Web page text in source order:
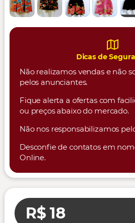
Dicas de
Não realizamos vendas e não
pelos anunciantes.
Fique alerta a ofertas com
ou preços abaixo do mercado.
Não nos responsabilizamos
Desconfie de contatos em
Online.
R$ 18